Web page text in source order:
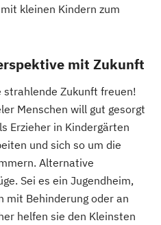
r Berater/-
"Fitness
in)"
Fachrichtung
Zusatzmodul
kleinen Kindern zum
mit Zukunft
strahlende Zukunft freuen!
Menschen will gut gesorgt
Erzieher in Kindergärten
und sich so um die
Alternative
Sei es ein Jugendheim,
mit Behinderung oder an
helfen sie den Kleinsten